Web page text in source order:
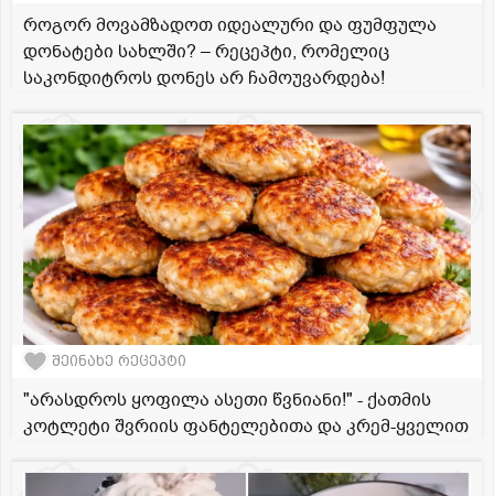
როგორ მოვამზადოთ იდეალური და ფუმფულა
დონატები სახლში? – რეცეპტი, რომელიც
საკონდიტროს დონეს არ ჩამოუვარდება!
შეინახე რეცეპტი
"არასდროს ყოფილა ასეთი წვნიანი!" - ქათმის
კოტლეტი შვრიის ფანტელებითა და კრემ-ყველით